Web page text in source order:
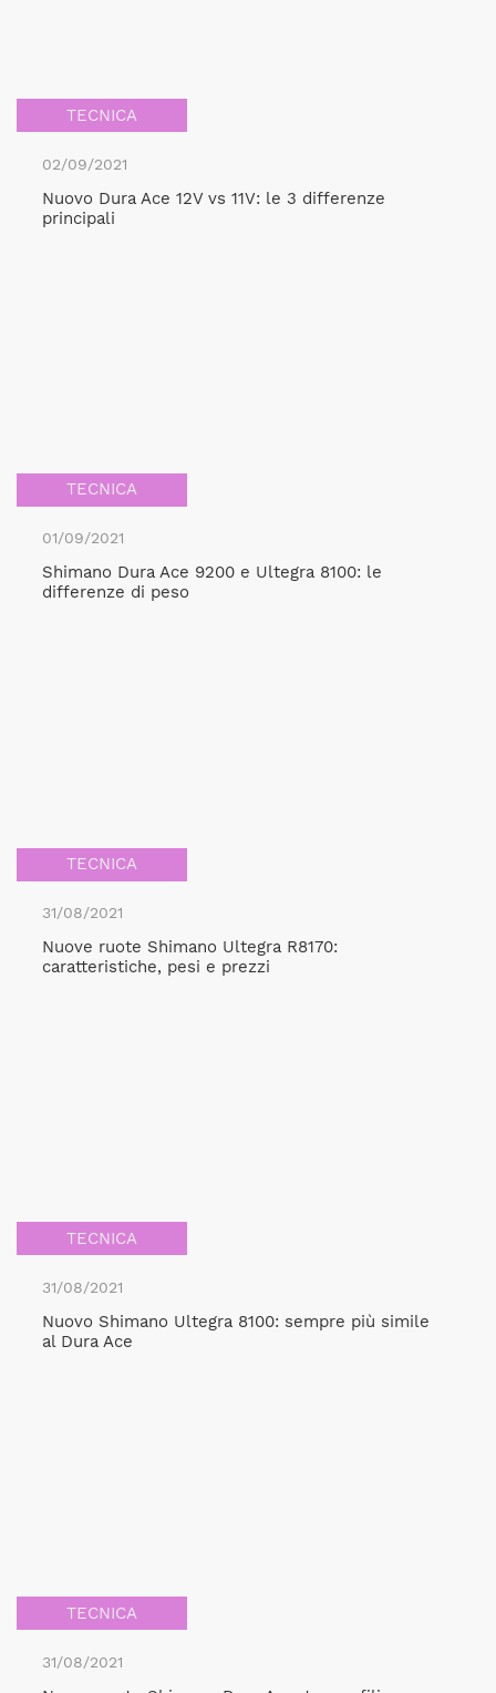
TECNICA
02/09/2021
Nuovo Dura Ace 12V vs 11V: le 3 differenze
principali
TECNICA
01/09/2021
Shimano Dura Ace 9200 e Ultegra 8100: le
differenze di peso
TECNICA
31/08/2021
Nuove ruote Shimano Ultegra R8170:
caratteristiche, pesi e prezzi
TECNICA
31/08/2021
Nuovo Shimano Ultegra 8100: sempre più simile
al Dura Ace
TECNICA
31/08/2021